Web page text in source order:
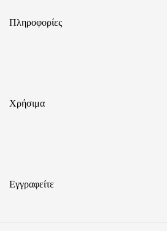
Πληροφορίες
Χρήσιμα
Εγγραφείτε